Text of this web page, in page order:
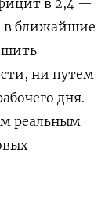
в ближайшие
ни путем
дня.
реальным